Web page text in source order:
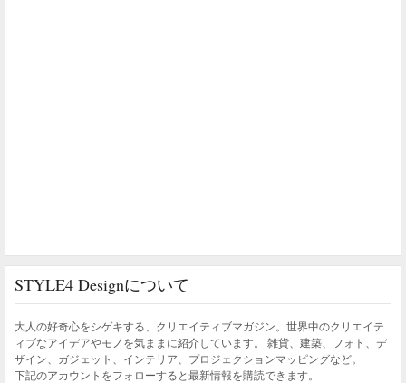
STYLE4 Designについて
大人の好奇心をシゲキする、クリエイティブマガジン。世界中のクリエイテ
ィブなアイデアやモノを気ままに紹介しています。 雑貨、建築、フォト、デ
ザイン、ガジェット、インテリア、プロジェクションマッピングなど。
下記のアカウントをフォローすると最新情報を購読できます。